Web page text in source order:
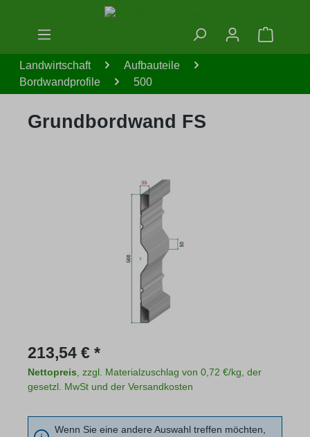
Zum Hauptinhalt springen
Landwirtschaft
Aufbauteile
Bordwandprofile
500
Grundbordwand FS
Bildergalerie überspringen
Regulärer Preis:
213,54 € *
Nettopreis , zzgl. Materialzuschlag von 0,72 €/kg, der
gesetzl. MwSt und der Versandkosten
Wenn Sie eine andere Auswahl treffen möchten,